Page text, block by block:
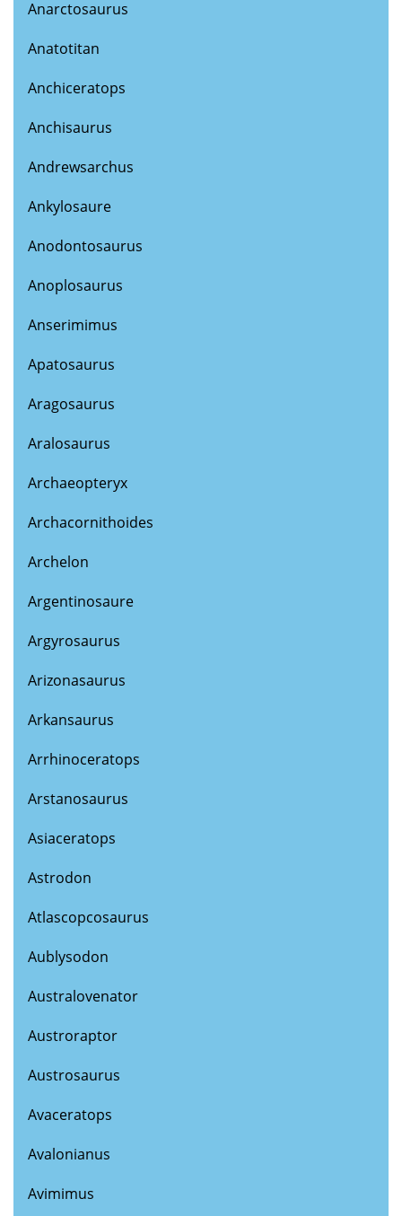
Anarctosaurus
Anatotitan
Anchiceratops
Anchisaurus
Andrewsarchus
Ankylosaure
Anodontosaurus
Anoplosaurus
Anserimimus
Apatosaurus
Aragosaurus
Aralosaurus
Archaeopteryx
Archacornithoides
Archelon
Argentinosaure
Argyrosaurus
Arizonasaurus
Arkansaurus
Arrhinoceratops
Arstanosaurus
Asiaceratops
Astrodon
Atlascopcosaurus
Aublysodon
Australovenator
Austroraptor
Austrosaurus
Avaceratops
Avalonianus
Avimimus